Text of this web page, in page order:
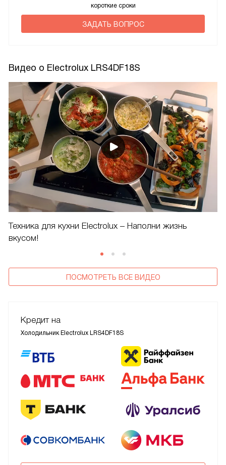
короткие сроки
ЗАДАТЬ ВОПРОС
Видео о Electrolux LRS4DF18S
Техника для кухни Electrolux – Наполни жизнь
вкусом!
ПОСМОТРЕТЬ ВСЕ ВИДЕО
Кредит на
Холодильник Electrolux LRS4DF18S